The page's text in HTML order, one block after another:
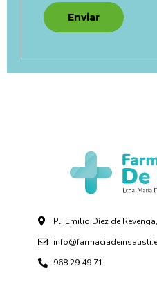
Pl. Emilio Díez de
968 29 49 71